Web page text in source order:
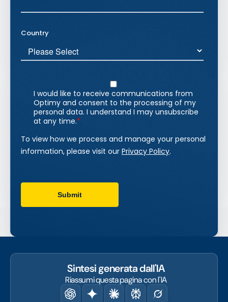
Sintesi generata dall'IA
Riassumi questa pagina con l'IA